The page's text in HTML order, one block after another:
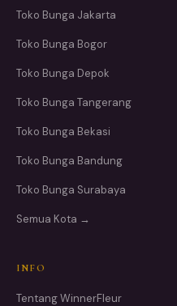
Toko Bunga Jakarta
Toko Bunga Bogor
Toko Bunga Depok
Toko Bunga Tangerang
Toko Bunga Bekasi
Toko Bunga Bandung
Toko Bunga Surabaya
Semua Kota →
INFO
Tentang WinnerFleur